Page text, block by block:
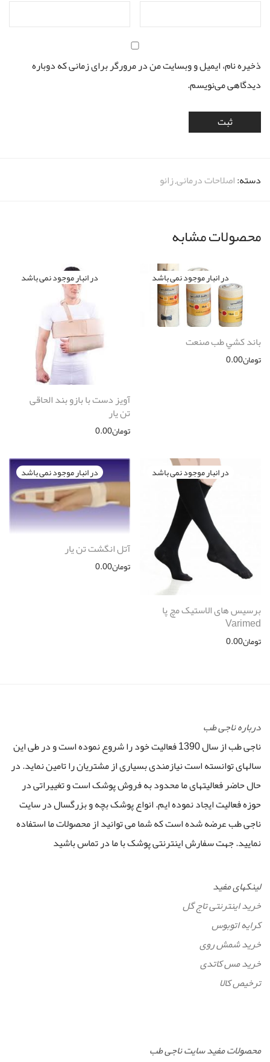
ذخیره نام، ایمیل و وبسایت من در مرورگر برای زمانی که دوباره
دیدگاهی می‌نویسم.
دسته:اصلاحات درمانی,زانو
محصولات مشابه
باند كشي طب صنعت
تومان0.00
آویز دست با بازو بند الحاقی
تن یار
تومان0.00
برسیس های الاستیک مچ پا
Varimed
تومان0.00
آتل انگشت تن یار
تومان0.00
درباره ناجی طب
ناجی طب از سال 1390 فعالیت خود را شروع نموده است و در طی این
سالهای توانسته است نیازمندی بسیاری از مشتریان را تامین نماید. در
حال حاضر فعالیتهای ما محدود به فروش پوشک است و تغییراتی در
حوزه فعالیت ایجاد نموده ایم. انواع پوشک بچه و بزرگسال در سایت
ناجی طب عرضه شده است که شما می توانید از محصولات ما استفاده
نمایید. جهت سفارش اینترنتی پوشک با ما در تماس باشید
لینکهای مفید
خرید اینترنتی تاج گل
کرایه اتوبوس
خرید شمش روی
خرید مس کاتدی
ترخیص کالا
محصولات مفید سایت ناجی طب